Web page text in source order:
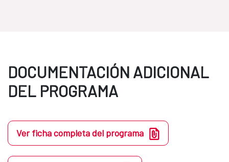
DOCUMENTACIÓN ADICIONAL
DEL PROGRAMA
Ver ficha completa del programa